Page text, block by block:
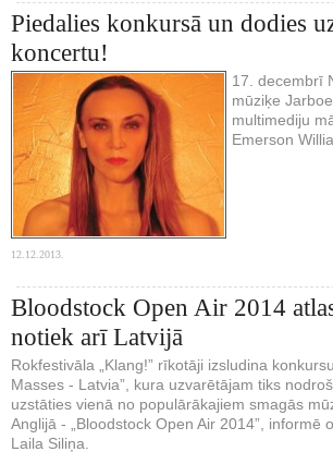
Piedalies konkursā un dodies
koncertu!
17. decembrī
mūziķe
multimediju
Emerson
12.12.2013.
Bloodstock Open Air 2014
notiek arī Latvijā
Rokfestivāla „Klang!” rīkotāji izsludina
Masses - Latvia”, kura uzvarētājam tiks
uzstāties vienā no populārākajiem smagās
Anglijā - „Bloodstock Open Air 2014”, informē
Laila Siliņa.